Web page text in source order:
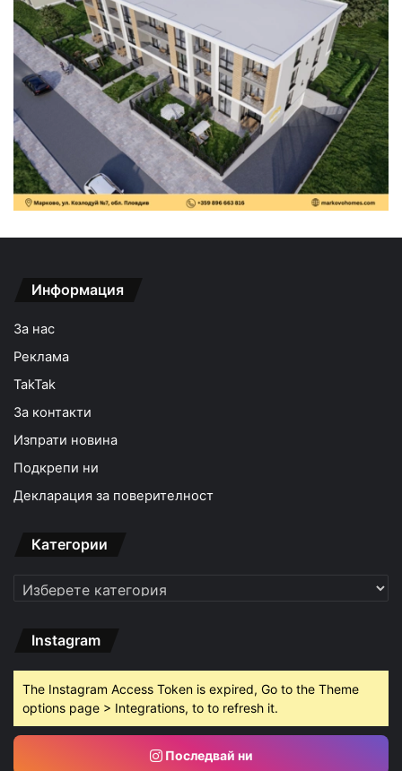
Информация
За нас
Реклама
TakTak
За контакти
Изпрати новина
Подкрепи ни
Декларация за поверителност
Категории
Категории
Instagram
The Instagram Access Token is expired, Go to the Theme
options page > Integrations, to to refresh it.
Последвай ни